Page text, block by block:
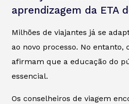
aprendizagem da ETA
Milhões de viajantes já se
ao novo processo. No entanto,
afirmam que a educação do
essencial.
Os conselheiros de viagem